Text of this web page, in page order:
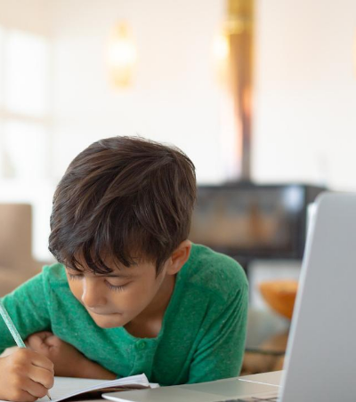
Toujours connectés :
comment le travail
empiète de plus en plus
sur nos soirées
Cancer colorectal : une
stratégie simple aurait
changé la donne au Pays
basque